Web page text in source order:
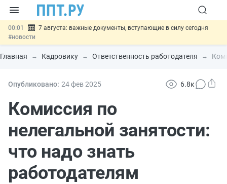
00:01
7 августа: важные документы, вступающие в силу сегодня
#новости
06.08 Минпромторг предложил запретить смешанные лоты
электроники в госзакупках
#новости
06.08 Возврат денег за риелторские услуги при недействительных
06.08
банковской гарантией #новости
Главная Кадровику Ответственность работодателя
Опубликовано: 24 фев2025 6.8к
Комиссия по
нелегальной занятости:
что надо знать
работодателям